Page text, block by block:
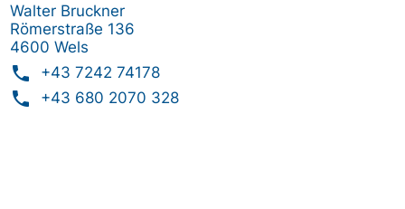
Walter Bruckner
Römerstraße 136
4600 Wels
phone +43 7242 74178
phone +43 680 2070 328